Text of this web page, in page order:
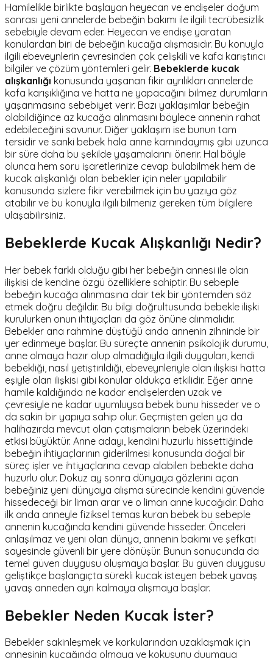
Hamilelikle birlikte başlayan heyecan ve endişeler doğum
sonrası yeni annelerde bebeğin bakımı ile ilgili tecrübesizlik
sebebiyle devam eder. Heyecan ve endişe yaratan
konulardan biri de bebeğin kucağa alışmasıdır. Bu konuyla
ilgili ebeveynlerin çevresinden çok çelişkili ve kafa karıştırıcı
bilgiler ve çözüm yöntemleri gelir. Bebeklerde kucak
alışkanlığı konusunda yaşanan fikir ayrılıkları annelerde
kafa karışıklığına ve hatta ne yapacağını bilmez durumların
yaşanmasına sebebiyet verir. Bazı yaklaşımlar bebeğin
olabildiğince az kucağa alınmasını böylece annenin rahat
edebileceğini savunur. Diğer yaklaşım ise bunun tam
tersidir ve sanki bebek hala anne karnındaymış gibi uzunca
bir süre daha bu şekilde yaşamalarını önerir. Hal böyle
olunca hem soru işaretlerinize cevap bulabilmek hem de
kucak alışkanlığı olan bebekler için neler yapılabilir
konusunda sizlere fikir verebilmek için bu yazıya göz
atabilir ve bu konuyla ilgili bilmeniz gereken tüm bilgilere
ulaşabilirsiniz.
Bebeklerde Kucak Alışkanlığı Nedir?
Her bebek farklı olduğu gibi her bebeğin annesi ile olan
ilişkisi de kendine özgü özelliklere sahiptir. Bu sebeple
bebeğin kucağa alınmasına dair tek bir yöntemden söz
etmek doğru değildir. Bu bilgi doğrultusunda bebekle ilişki
kurulurken onun ihtiyaçları da göz önüne alınmalıdır.
Bebekler ana rahmine düştüğü anda annenin zihninde bir
yer edinmeye başlar. Bu süreçte annenin psikolojik durumu,
anne olmaya hazır olup olmadığıyla ilgili duyguları, kendi
bebekliği, nasıl yetiştirildiği, ebeveynleriyle olan ilişkisi hatta
eşiyle olan ilişkisi gibi konular oldukça etkilidir. Eğer anne
hamile kaldığında ne kadar endişelerden uzak ve
çevresiyle ne kadar uyumluysa bebek bunu hisseder ve o
da sakin bir yapıya sahip olur. Geçmişten gelen ya da
halihazırda mevcut olan çatışmaların bebek üzerindeki
etkisi büyüktür. Anne adayı, kendini huzurlu hissettiğinde
bebeğin ihtiyaçlarının giderilmesi konusunda doğal bir
süreç işler ve ihtiyaçlarına cevap alabilen bebekte daha
huzurlu olur. Dokuz ay sonra dünyaya gözlerini açan
bebeğiniz yeni dünyaya alışma sürecinde kendini güvende
hissedeceği bir liman arar ve o liman anne kucağıdır. Daha
ilk anda anneyle fiziksel temas kuran bebek bu sebeple
annenin kucağında kendini güvende hisseder. Önceleri
anlaşılmaz ve yeni olan dünya, annenin bakımı ve şefkati
sayesinde güvenli bir yere dönüşür. Bunun sonucunda da
temel güven duygusu oluşmaya başlar. Bu güven duygusu
geliştikçe başlangıçta sürekli kucak isteyen bebek yavaş
yavaş anneden ayrı kalmaya alışmaya başlar.
Bebekler Neden Kucak İster?
Bebekler sakinleşmek ve korkularından uzaklaşmak için
annesinin kucağında olmaya ve kokusunu duymaya